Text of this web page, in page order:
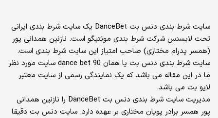
سایت شرط بندی دنس بت DanceBet یک سایت شرط بندی ایرانی
تحت لایسنس شرکت شرط بندی مونتیگو است. نازنین همدانی پور
(همسر پدرام مختاری) صاحب امتیاز این سایت شرط بندی است.
سایت شرط بندی دنس بت یا همان dance bet 90 سایت مورد نظر
ما در این مقاله می باشد که یک نمایندگی رسمی از سایت معتبر
لایو بت می باشد.
مدیریت سایت شرط بندی دنس بت DanceBet را نازنین همدانی
پور همسر برادر پویان مختاری بر عهده دارد. سایت دنس بت دقیقا